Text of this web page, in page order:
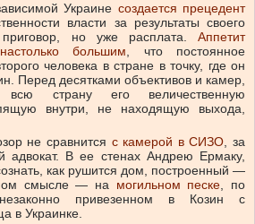
Украине создается прецедент
власти за результаты своего
но уже расплата. Аппетит
большим, что постоянное
человека в стране в точку, где он
Перед десятками объективов и камер,
страну его величественную
внутри, не находящую выхода,
не сравнится с камерой в СИЗО, за
адвокат. В ее стенах Андрею Ермаку,
как рушится дом, построенный —
смысле — на могильном песке, по
привезенном в Козин с
в Украинке.